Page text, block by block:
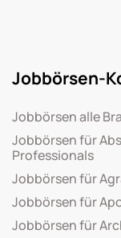
Jobbörsen-
Jobbörsen alle
Jobbörsen für
Professionals
Jobbörsen für
Jobbörsen für
Jobbörsen für